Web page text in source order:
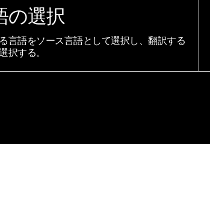
の選択
言語をソース言語として選択し、翻訳する
択する。